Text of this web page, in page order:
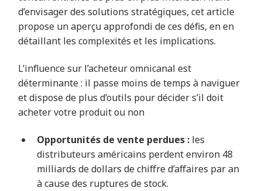
d’envisager des solutions stratégiques, cet article
propose un aperçu approfondi de ces défis, en en
détaillant les complexités et les implications.
L’influence sur l’acheteur omnicanal est
déterminante : il passe moins de temps à naviguer
et dispose de plus d’outils pour décider s’il doit
acheter votre produit ou non
Opportunités de vente perdues : les
distributeurs américains perdent environ 48
milliards de dollars de chiffre d’affaires par an
à cause des ruptures de stock.